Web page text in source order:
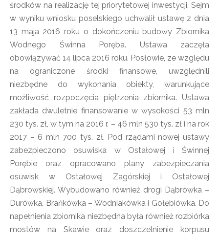
środków na realizację tej priorytetowej inwestycji, Sejm
w wyniku wniosku poselskiego uchwalił ustawę z dnia
13 maja 2016 roku o dokończeniu budowy Zbiornika
Wodnego Świnna Poręba. Ustawa zaczęła
obowiązywać 14 lipca 2016 roku. Posłowie, ze względu
na ograniczone środki finansowe, uwzględnili
niezbędne do wykonania obiekty, warunkujące
możliwość rozpoczęcia piętrzenia zbiornika. Ustawa
zakłada dwuletnie finansowanie w wysokości 53 mln
230 tys. zł, w tym na 2016 r. – 46 mln 530 tys. zł i na rok
2017 – 6 mln 700 tys. zł. Pod rządami nowej ustawy
zabezpieczono osuwiska w Ostałowej i Świnnej
Porębie oraz opracowano plany zabezpieczania
osuwisk w Ostałowej Zagórskiej i Ostałowej
Dąbrowskiej. Wybudowano również drogi Dąbrówka –
Durówka, Brańkówka – Wodniakówka i Gołębiówka. Do
napełnienia zbiornika niezbędna była również rozbiórka
mostów na Skawie oraz doszczelnienie korpusu